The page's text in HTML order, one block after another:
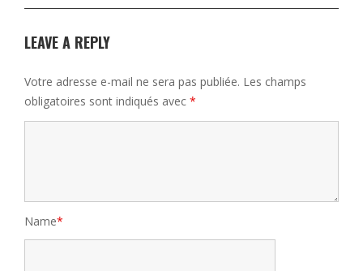
LEAVE A REPLY
Votre adresse e-mail ne sera pas publiée. Les champs
obligatoires sont indiqués avec *
Name*